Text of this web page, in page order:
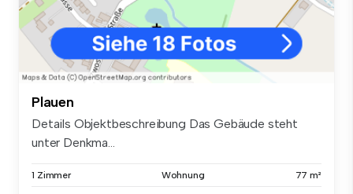
Plauen
Details Objektbeschreibung Das Gebäude steht
unter Denkma...
1 Zimmer Wohnung 77 m²